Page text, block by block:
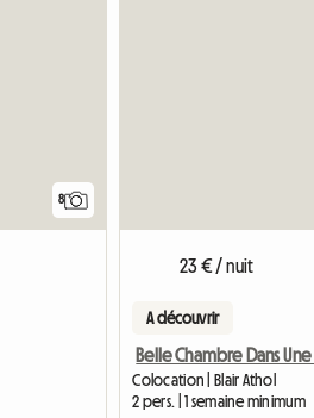
8
23 € / nuit
A découvrir
Colocation | Blair Athol
2 pers. | 1 semaine minimum